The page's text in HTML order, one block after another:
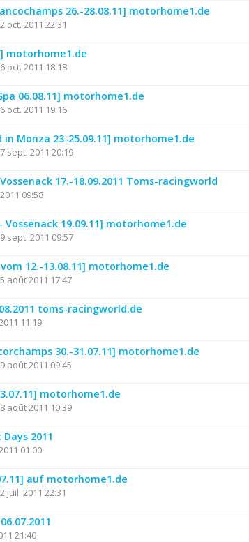
26.-28.08.11] motorhome1.de
oct. 2011 22:31
motorhome1.de
oct. 2011 18:18
06.08.11] motorhome1.de
oct. 2011 19:16
in Monza 23-25.09.11] motorhome1.de
sept. 2011 20:19
17.-18.09.2011 Toms-racingworld
09:58
Vossenack 19.09.11] motorhome1.de
sept. 2011 09:57
12.-13.08.11] motorhome1.de
août 2011 17:47
toms-racingworld.de
11:19
30.-31.07.11] motorhome1.de
août 2011 09:45
motorhome1.de
août 2011 10:39
2011
01:00
auf motorhome1.de
juil. 2011 22:31
21:40